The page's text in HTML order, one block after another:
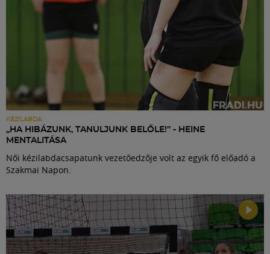
KÉZILABDA
„HA HIBÁZUNK, TANULJUNK BELŐLE!” - HEINE
MENTALITÁSA
Női kézilabdacsapatunk vezetőedzője volt az egyik fő előadó a
Szakmai Napon.